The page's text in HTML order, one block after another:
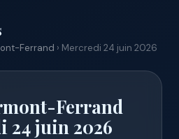
Ferrand › Mercredi 24 juin 2026
Ferrand
24 juin 2026